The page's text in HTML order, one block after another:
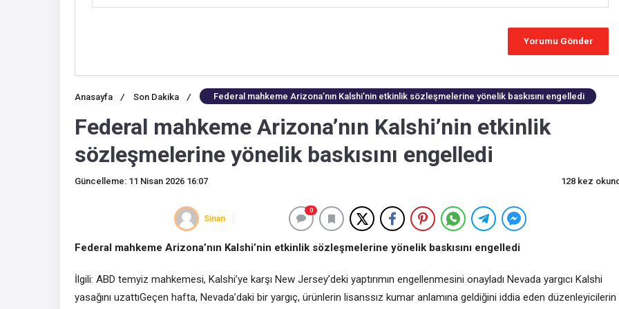
Anasayfa / Son Dakika / Federal mahkeme Arizona’nın Kalshi’nin etkinlik sözleşmelerine yönelik baskısını engelledi
Federal mahkeme Arizona’nın Kalshi’nin etkinlik
sözleşmelerine yönelik baskısını engelledi
Güncelleme: 11 Nisan 2026 16:07 128 kez
Sinan
0
Federal mahkeme Arizona’nın Kalshi’nin etkinlik sözleşmelerine yönelik baskısını engelledi
İlgili: ABD temyiz mahkemesi, Kalshi’ye karşı New Jersey’deki yaptırımın engellenmesini onayladı Nevada yargıcı Kalshi
yasağını uzattıGeçen hafta, Nevada’daki bir yargıç, ürünlerin lisanssız kumar anlamına geldiğini iddia eden düzenleyicilerin